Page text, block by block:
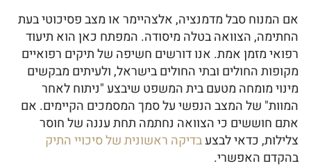
אם המנוח סבל מדמנציה, אלצהיימר או מצב פסיכוטי בעת
החתימה, הצוואה בטלה מיסודה. המפתח כאן הוא תיעוד
רפואי מזמן אמת. אנו דורשים חשיפה של תיקים רפואיים
מקופות החולים ובתי החולים בישראל, ולעיתים מבקשים
מינוי מומחה מטעם בית המשפט שיבצע "ניתוח לאחר
המוות" של המצב הנפשי על סמך המסמכים הקיימים. אם
אתם חוששים כי הצוואה נחתמה תחת עננה של חוסר
צלילות, כדאי לבצעבדיקה ראשונית של סיכויי התיק
בהקדם האפשרי.